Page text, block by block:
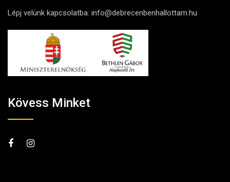
Lépj velünk kapcsolatba: info@debrecenbenhallottam.hu
Kövess Minket